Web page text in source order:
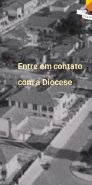
Entre em contato
com a Diocese